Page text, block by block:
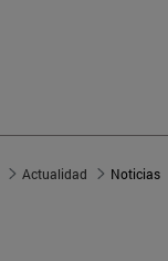
Actualidad Noticias